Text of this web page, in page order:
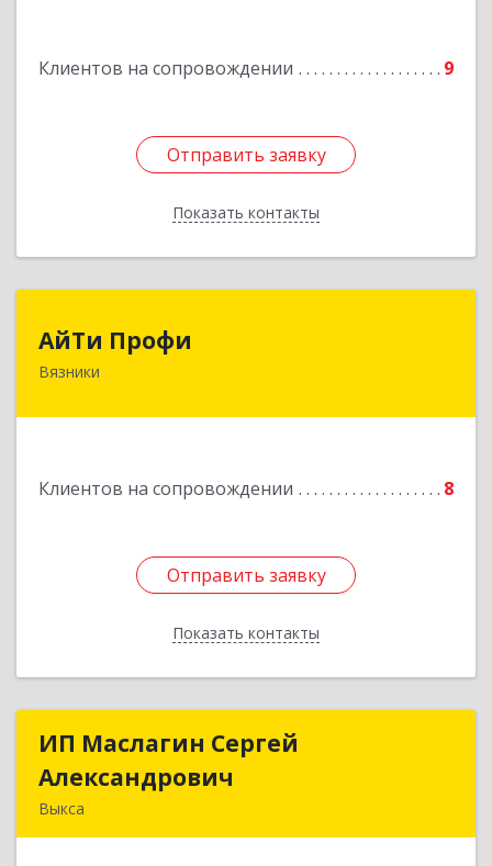
Клиентов на сопровождении 9
Отправить заявку
Показать контакты
Отправить заявку
Назад
АйТи Профи
Вязники
Клиентов на сопровождении 8
Отправить заявку
Показать контакты
Отправить заявку
Назад
ИП Маслагин Сергей
Александрович
Выкса
ИП Маслагин Сергей